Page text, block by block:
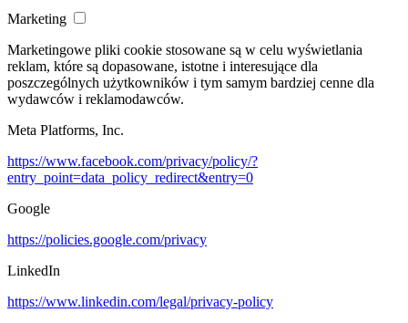
Marketing
Marketingowe pliki cookie stosowane są w celu wyświetlania
reklam, które są dopasowane, istotne i interesujące dla
poszczególnych użytkowników i tym samym bardziej cenne dla
wydawców i reklamodawców.
Meta Platforms, Inc.
https://www.facebook.com/privacy/policy/?
entry_point=data_policy_redirect&entry=0
Google
https://policies.google.com/privacy
LinkedIn
https://www.linkedin.com/legal/privacy-policy